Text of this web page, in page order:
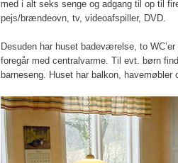
med i alt seks senge og adgang til op til
pejs/brændeovn, tv, videoafspiller, DVD.
Desuden har huset badeværelse, to
foregår med centralvarme. Til evt. børn
barneseng. Huset har balkon, havemøbler